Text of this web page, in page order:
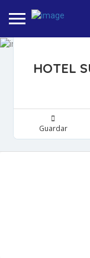
HOTEL
Guardar